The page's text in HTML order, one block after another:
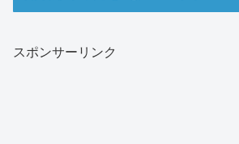
スポンサーリンク